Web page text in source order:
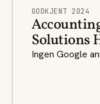
GODKJENT 2024
Solutions
Ingen Google